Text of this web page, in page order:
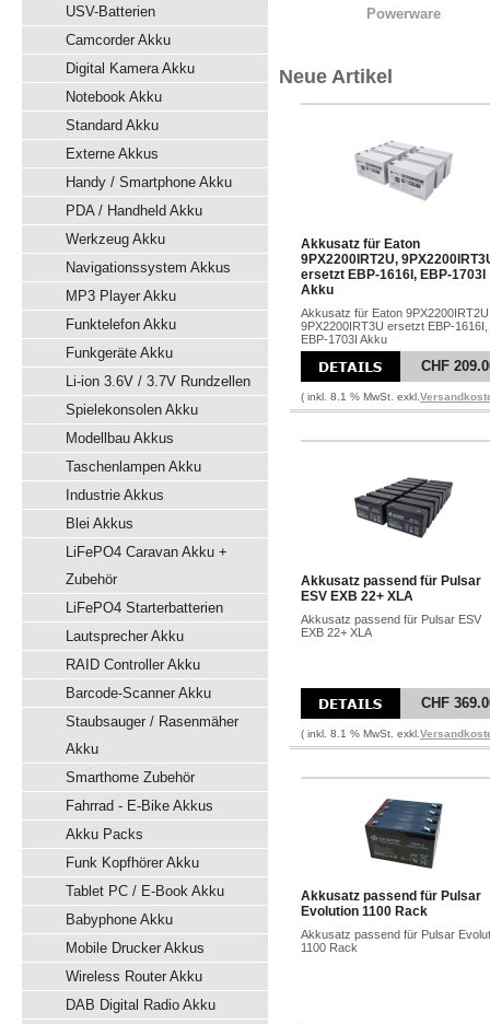
USV-Batterien
Camcorder Akku
Digital Kamera Akku
Notebook Akku
Standard Akku
Externe Akkus
Handy / Smartphone Akku
PDA / Handheld Akku
Werkzeug Akku
Navigationssystem Akkus
MP3 Player Akku
Funktelefon Akku
Funkgeräte Akku
Li-ion 3.6V / 3.7V Rundzellen
Spielekonsolen Akku
Modellbau Akkus
Taschenlampen Akku
Industrie Akkus
Blei Akkus
LiFePO4 Caravan Akku +
Zubehör
LiFePO4 Starterbatterien
Lautsprecher Akku
RAID Controller Akku
Barcode-Scanner Akku
Staubsauger / Rasenmäher
Akku
Smarthome Zubehör
Fahrrad - E-Bike Akkus
Akku Packs
Funk Kopfhörer Akku
Tablet PC / E-Book Akku
Babyphone Akku
Mobile Drucker Akkus
Wireless Router Akku
DAB Digital Radio Akku
Powerware
Neue Artikel
Akkusatz für Eaton
9PX2200IRT2U,
ersetzt EBP-1616I, EBP-1703I
Akku
Akkusatz für Eaton
9PX2200IRT3U ersetzt EBP-1616I,
EBP-1703I Akku
CHF
( inkl. 8.1 % MwSt. exkl.
Akkusatz passend für Pulsar
ESV EXB 22+ XLA
Akkusatz passend für Pulsar ESV
EXB 22+ XLA
CHF
( inkl. 8.1 % MwSt. exkl.
Akkusatz passend für Pulsar
Evolution 1100 Rack
Akkusatz passend für Pulsar
1100 Rack